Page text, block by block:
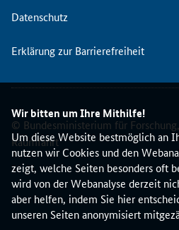
Wir bitten um Ihre Mithilfe!
Um diese Website bestmöglich an
nutzen wir Cookies und den
zeigt, welche Seiten besonders oft
wird von der Webanalyse derzeit
aber helfen, indem Sie hier
unseren Seiten anonymisiert
e
t
e
e
i
t
s
a
m
1
Datenschutz
Erklärung zur Barrierefreiheit
© Bundesministerium für
Raumfahrt